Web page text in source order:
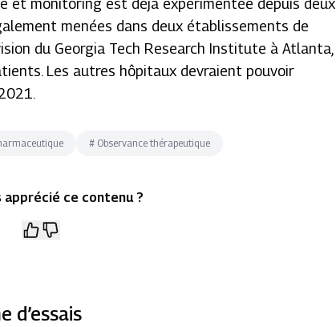
et monitoring est déjà expérimentée depuis deux
menées dans deux établissements de
du Georgia Tech Research Institute à Atlanta,
Les autres hôpitaux devraient pouvoir
# Observance thérapeutique
apprécié ce contenu ?
d’essais